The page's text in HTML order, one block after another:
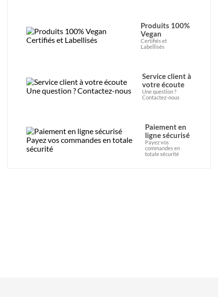
Produits 100%
Vegan
Certifiés et
Labellisés
Service client à
votre écoute
Une question ?
Contactez-nous
Paiement en
ligne sécurisé
Payez vos
commandes en
totale sécurité